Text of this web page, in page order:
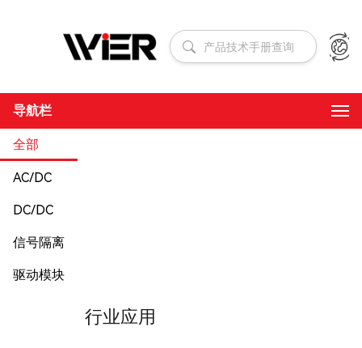
导航栏
全部
AC/DC
DC/DC
信号隔离
驱动模块
行业应用